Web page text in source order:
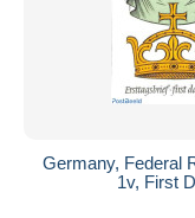
Germany, Federal
1v, First